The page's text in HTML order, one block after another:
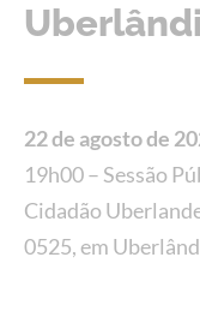
22 de agosto de
19h00 – Sessão
Cidadão
0525, em